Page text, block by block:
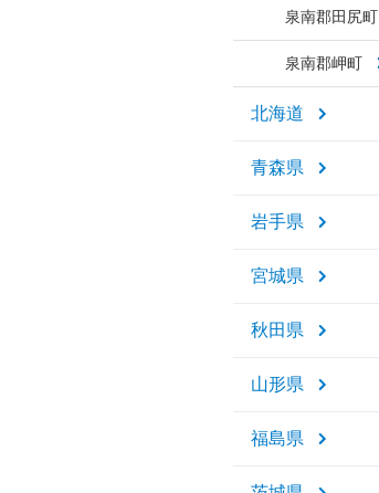
泉南郡田尻町
泉南郡岬町
北海道
青森県
岩手県
宮城県
秋田県
山形県
福島県